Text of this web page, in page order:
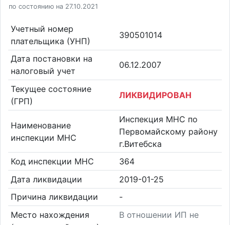
по состоянию на 27.10.2021
Учетный номер
плательщика (УНП)
390501014
Дата постановки на
налоговый учет
06.12.2007
Текущее состояние
(ГРП)
ЛИКВИДИРОВАН
Наименование
инспекции МНС
Инспекция МНС по
Первомайскому району
г.Витебска
Код инспекции МНС
364
Дата ликвидации
2019-01-25
Причина ликвидации
-
Место нахождения
В отношении ИП не